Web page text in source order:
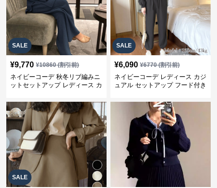
SALE
¥9,770 ¥10860(割引前)
ネイビーコーデ 秋冬リブ編みニ
ットセットアップ レディース カ
SALE
¥6,090 ¥6770(割引前)
ネイビーコーデ レディース カジ
ュアル セットアップ フード付き
SALE